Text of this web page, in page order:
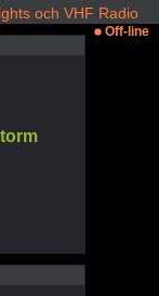
och VHF Radio
Off-line